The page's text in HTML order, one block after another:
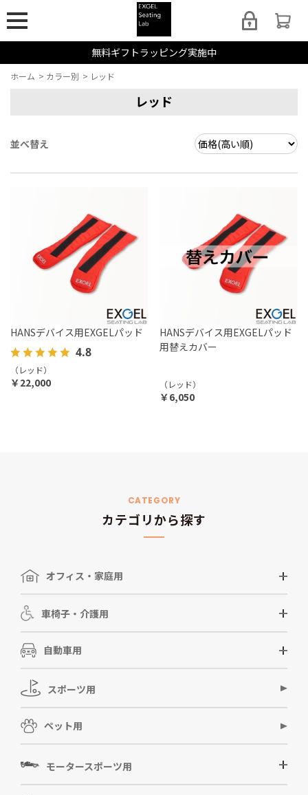
無料ギフトラッピング実施中
レッド
並べ替え
HANSデバイス用EXGELパッド
4.8
（レッド）
￥22,000
HANSデバイス用EXGELパッド
用替えカバー
（レッド）
￥6,050
ホーム > カラー別 > レッド
CATEGORY
カテゴリから探す
オフィス・家庭用
車椅子・介護用
自動車用
スポーツ用
ペット用
モータースポーツ用